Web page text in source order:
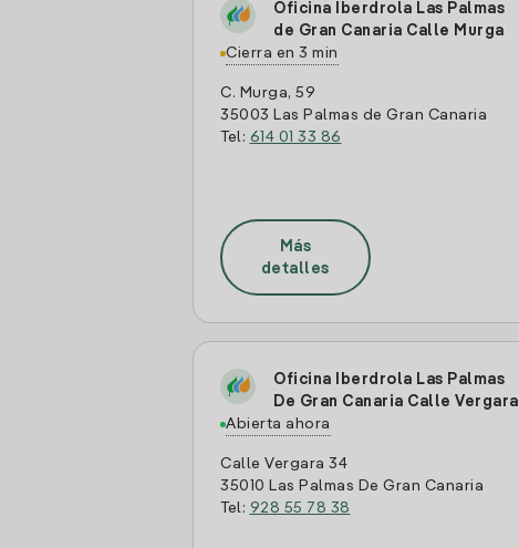
Oficina Iberdrola Las Palmas
de Gran Canaria Calle Murga
Cierra en 3 min
C. Murga, 59
35003 Las Palmas de Gran Canaria
Tel: 614 01 33 86
Más
detalles
Oficina Iberdrola Las Palmas
De Gran Canaria Calle Vergara
Abierta ahora
Calle Vergara 34
35010 Las Palmas De Gran Canaria
Tel: 928 55 78 38